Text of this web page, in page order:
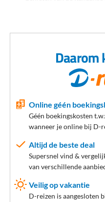
Jouw Persoonlijke
Jouw verblijf
Even helemaal tot rust komen
geniet je hoe dan ook van een
accommodaties: van
inclusive) hotels. Dankzij het
reizen.nl vind je binnen de
Persoonlijke
Wordt het een all inclusive
los appartement of een
binnenland of liever aan de
Daarom
Online géén
Géén boekingskosten
wanneer je online bij D-
Altijd de beste deal
Supersnel vind &
van verschillende
Veilig op vakantie
D-reizen is aangesloten